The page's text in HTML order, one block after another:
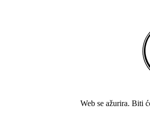
Web se ažurira. Biti